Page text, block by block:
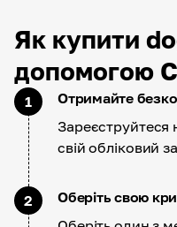
Як купити
допомогою
1
Отримайте
Зареєструйтеся
свій обліковий
2
Оберіть свою